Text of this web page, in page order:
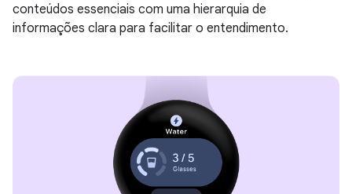
conteúdos essenciais com uma hierarquia de
informações clara para facilitar o entendimento.